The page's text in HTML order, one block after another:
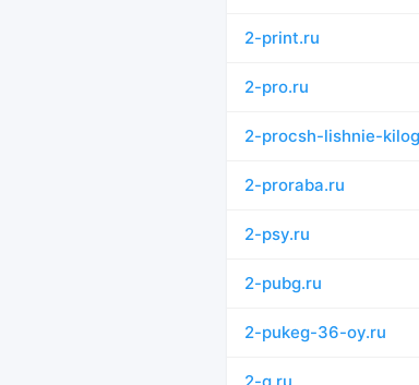
2-print.ru
2-pro.ru
2-procsh-lishnie-
2-proraba.ru
2-psy.ru
2-pubg.ru
2-pukeg-36-oy.ru